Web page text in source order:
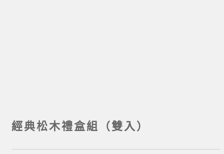
經典松木禮盒組（雙入）